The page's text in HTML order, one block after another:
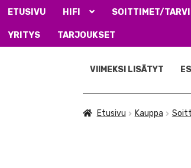
ETUSIVU HIFI SOITTIMET/
YRITYS TARJOUKSET
navigointiin
sisältöön
VIIMEKSI LISÄTYT
Etusivu Kauppa